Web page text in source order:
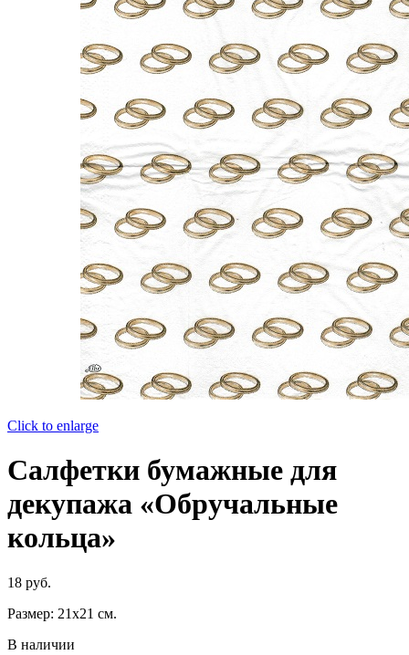
Click to enlarge
Салфетки бумажные для
декупажа «Обручальные
кольца»
18 руб.
Размер: 21х21 см.
В наличии